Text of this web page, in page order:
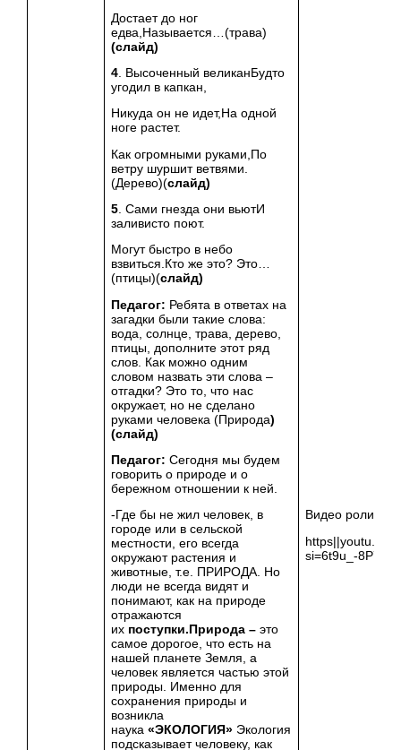
Достает до ног
едва,Называется…(трава)
(слайд)
4 . Высоченный великанБудто
угодил в капкан,
Никуда он не идет,На одной
ноге растет.
Как огромными руками,По
ветру шуршит ветвями.
(Дерево)(слайд)
5 . Сами гнезда они вьютИ
заливисто поют.
Могут быстро в небо
взвиться.Кто же это? Это…
(птицы)(слайд)
Педагог: Ребята в ответах на
загадки были такие слова:
вода, солнце, трава, дерево,
птицы, дополните этот ряд
слов. Как можно одним
словом назвать эти слова –
отгадки? Это то, что нас
окружает, но не сделано
руками человека (Природа)
(слайд)
Педагог: Сегодня мы будем
говорить о природе и о
бережном отношении к ней.
-Где бы не жил человек, в
городе или в сельской
местности, его всегда
окружают растения и
животные, т.е. ПРИРОДА. Но
люди не всегда видят и
понимают, как на природе
отражаются
их поступки.Природа –это
самое дорогое, что есть на
нашей планете Земля, а
человек является частью этой
природы. Именно для
сохранения природы и
возникла
наука «ЭКОЛОГИЯ» Экология
подсказывает человеку, как
Видео ролик
si=6t9u_-